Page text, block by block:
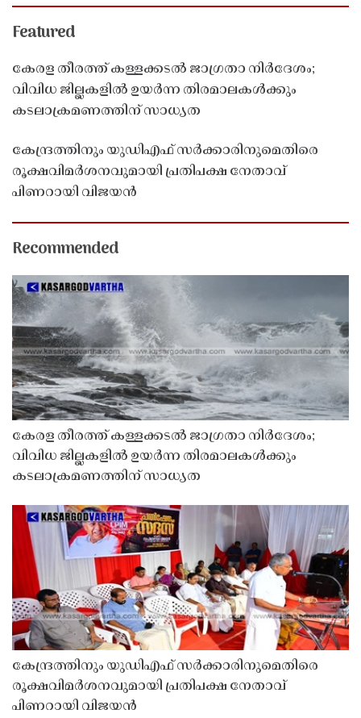
Featured
കേരള തീരത്ത് കള്ളക്കടൽ ജാഗ്രതാ നിർദേശം;
വിവിധ ജില്ലകളിൽ ഉയർന്ന തിരമാലകൾക്കും
കടലാക്രമണത്തിന് സാധ്യത
കേന്ദ്രത്തിനും യുഡിഎഫ് സർക്കാരിനുമെതിരെ
രൂക്ഷവിമർശനവുമായി പ്രതിപക്ഷ നേതാവ്
പിണറായി വിജയൻ
Recommended
കേരള തീരത്ത് കള്ളക്കടൽ ജാഗ്രതാ നിർദേശം;
വിവിധ ജില്ലകളിൽ ഉയർന്ന തിരമാലകൾക്കും
കടലാക്രമണത്തിന് സാധ്യത
കേന്ദ്രത്തിനും യുഡിഎഫ് സർക്കാരിനുമെതിരെ
രൂക്ഷവിമർശനവുമായി പ്രതിപക്ഷ നേതാവ്
പിണറായി വിജയൻ